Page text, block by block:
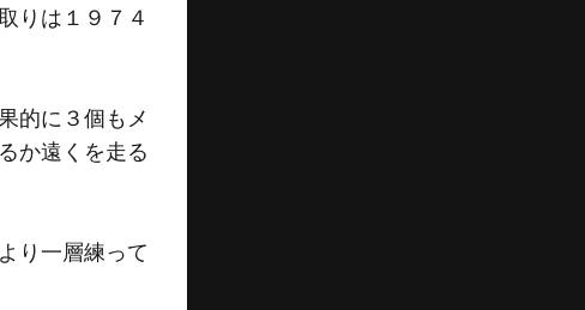
りは１９７４
的に３個もメ
か遠くを走る
り一層練って